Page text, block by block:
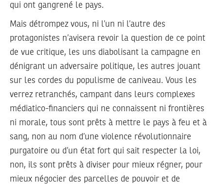
qui ont gangrené le pays.
Mais détrompez vous, ni l’un ni l’autre des
protagonistes n’avisera revoir la question de ce point
de vue critique, les uns diabolisant la campagne en
dénigrant un adversaire politique, les autres jouant
sur les cordes du populisme de caniveau. Vous les
verrez retranchés, campant dans leurs complexes
médiatico-financiers qui ne connaissent ni frontières
ni morale, tous sont prêts à mettre le pays à feu et à
sang, non au nom d’une violence révolutionnaire
purgatoire ou d’un état fort qui sait respecter la loi,
non, ils sont prêts à diviser pour mieux régner, pour
mieux négocier des parcelles de pouvoir et de